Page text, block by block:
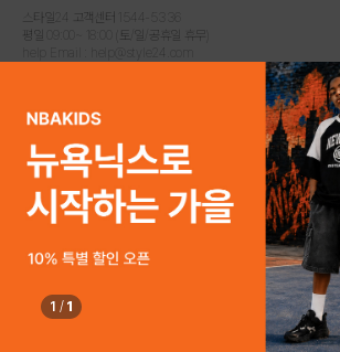
사업자등록번호 : 116-81-32499
통신판매업신고번호 : 제 2024-서울강남-04239
고객센터 1544-5336(평일 09:00~ 18:00 토/일/공휴일 휴무)
스타일24 고객센터 1544-5336
평일 09:00~ 18:00 (토/일/공휴일 휴무)
COPYRIGHTⓒ2021 STYLE24 ALL RIGHTS RESERVED.
1 / 1